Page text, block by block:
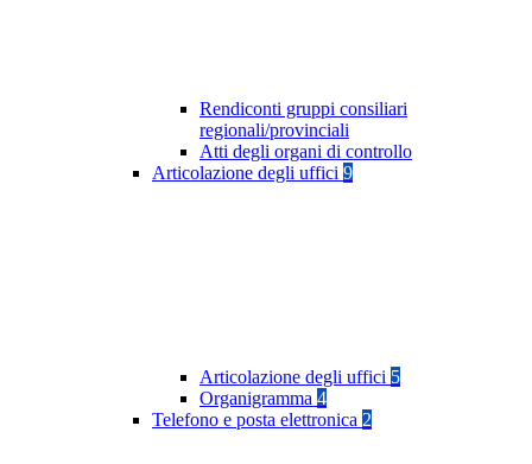
Rendiconti gruppi consiliari
regionali/provinciali
Atti degli organi di controllo
Articolazione degli uffici 9
Articolazione degli uffici 5
Organigramma 4
Telefono e posta elettronica 2